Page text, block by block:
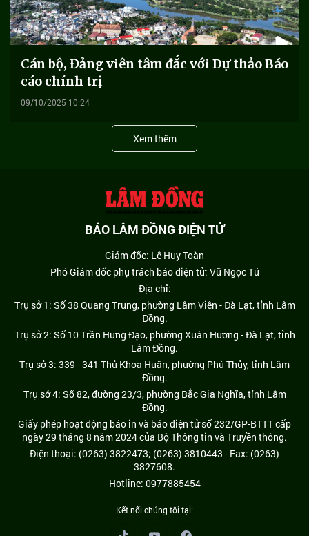
Cán bộ, Đảng viên tâm đắc với Dự thảo Báo
cáo chính trị
09/10/2025 10:24
Xem thêm
BÁO LÂM ĐỒNG ĐIỆN TỬ
Giám đốc: Lê Huy Toàn
Phó Giám đốc phụ trách báo điện tử: Vũ Ngọc Tú
Địa chỉ:
Trụ sở 1: Số 38 Quang Trung, phường Lâm Viên - Đà Lạt, tỉnh Lâm
Đồng.
Trụ sở 2: Số 10 Trần Hưng Đạo, phường Xuân Hương - Đà Lạt, tỉnh
Lâm Đồng.
Trụ sở 3: 339 - 341 Thủ Khoa Huân, phường Phú Thủy, tỉnh Lâm
Đồng.
Trụ sở 4: Số 82, đường 23/3, phường Bắc Gia Nghĩa, tỉnh Lâm
Đồng.
Giấy phép hoạt động báo in và báo điện tử số 232/GP-BTTT cấp
ngày 29 tháng 8 năm 2024 của Bộ Thông tin và Truyền thông.
Điện thoại: (0263) 3822473; (0263) 3810443 - Fax: (0263)
3827608.
Hotline: 0977885454
Kết nối chúng tôi tại: